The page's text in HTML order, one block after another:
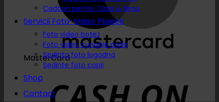
MasterCard
Cadouri pentru Casa & Birou
Servicii Foto-Video Ploiesti
Foto video botez
Foto video cununie civila
Sedinta foto logodna
Sedinte foto copii
Shop
Contact